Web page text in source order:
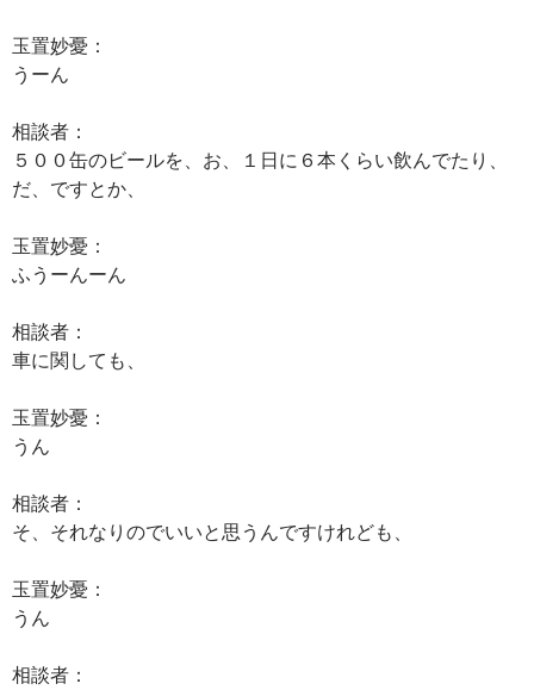
玉置妙憂：
うーん
相談者：
５００缶のビールを、お、１日に６本くらい飲んでたり、
だ、ですとか、
玉置妙憂：
ふうーんーん
相談者：
車に関しても、
玉置妙憂：
うん
相談者：
そ、それなりのでいいと思うんですけれども、
玉置妙憂：
うん
相談者：